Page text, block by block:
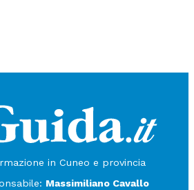
in Cuneo e provincia
Massimiliano Cavallo